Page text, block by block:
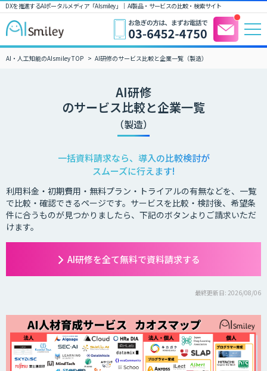
DXを推進するAIポータルメディア「AIsmiley」｜ AI製品・サービスの比較・検索サイト
AI・人工知能のAIsmiley TOP AI研修のサービス比較と企業一覧（製造）
AI研修
のサービス比較と企業一覧
（製造）
一括資料請求なら、導入の比較検討が
スムーズに行えます!
利用料金・初期費用・無料プラン・トライアルの有無などを、一覧
で比較・確認できるページです。サービスを比較・検討後、希望条
件に合うものが見つかりましたら、下記のボタンよりご請求いただ
けます。
AI研修を全て無料で資料請求する
最終更新日: 2026/08/06